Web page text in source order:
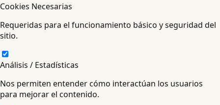
Cookies Necesarias
Requeridas para el funcionamiento básico y seguridad del
sitio.
Análisis / Estadísticas
Nos permiten entender cómo interactúan los usuarios
para mejorar el contenido.